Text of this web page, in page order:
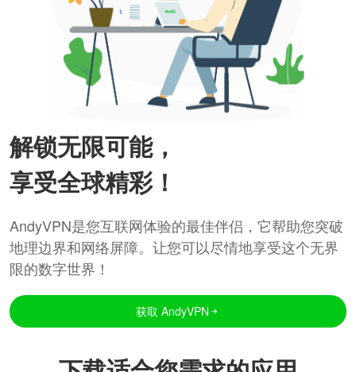
解锁无限可能，
享受全球精彩！
AndyVPN是您互联网体验的最佳伴侣，它帮助您突破
地理边界和网络屏障。让您可以尽情地享受这个无界
限的数字世界！
获取 AndyVPN